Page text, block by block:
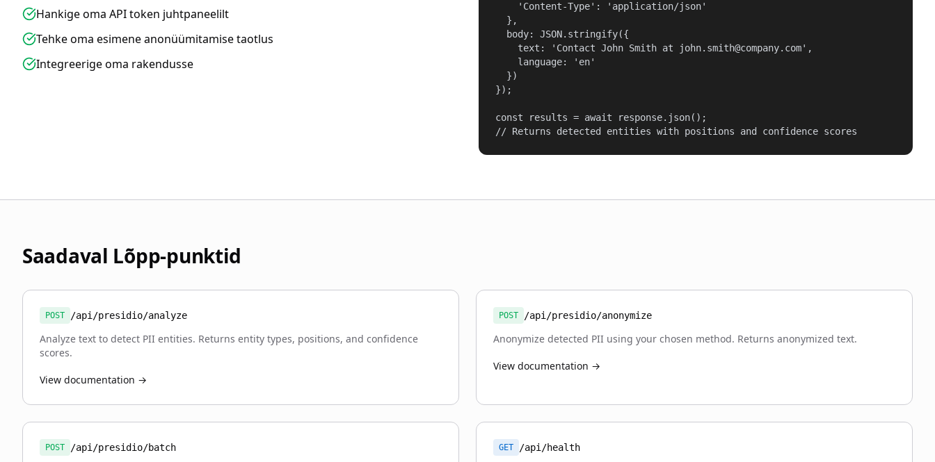
Hankige oma API token juhtpaneelilt
Tehke oma esimene anonüümitamise taotlus
Integreerige oma rakendusse
    'Content-Type': 'application/json'
  },
  body: JSON.stringify({
    text: 'Contact John Smith at john.smith@company.com',
    language: 'en'
  })
});
const results = await response.json();
// Returns detected entities with positions and confidence scores
Saadaval Lõpp-punktid
POST /api/presidio/analyze
Analyze text to detect PII entities. Returns entity types, positions, and confidence
scores.
View documentation →
POST /api/presidio/anonymize
Anonymize detected PII using your chosen method. Returns anonymized text.
View documentation →
POST /api/presidio/batch GET /api/health